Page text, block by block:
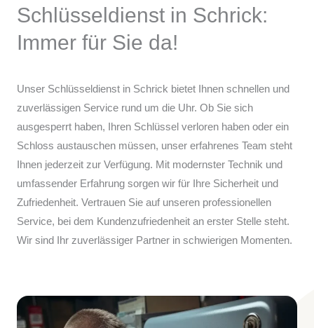
Schlüsseldienst in Schrick:
Immer für Sie da!
Unser Schlüsseldienst in Schrick bietet Ihnen schnellen und
zuverlässigen Service rund um die Uhr. Ob Sie sich
ausgesperrt haben, Ihren Schlüssel verloren haben oder ein
Schloss austauschen müssen, unser erfahrenes Team steht
Ihnen jederzeit zur Verfügung. Mit modernster Technik und
umfassender Erfahrung sorgen wir für Ihre Sicherheit und
Zufriedenheit. Vertrauen Sie auf unseren professionellen
Service, bei dem Kundenzufriedenheit an erster Stelle steht.
Wir sind Ihr zuverlässiger Partner in schwierigen Momenten.